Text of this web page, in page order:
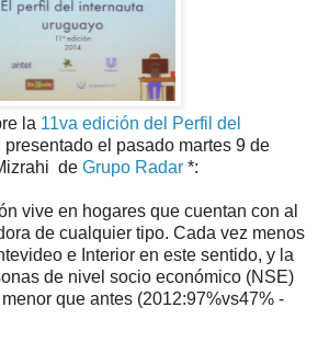
la 11va edición del Perfil del
presentado el pasado martes 9 de
de Grupo Radar *:
vive en hogares que cuentan con al
de cualquier tipo. Cada vez menos
e Interior en este sentido, y la
de nivel socio económico (NSE)
que antes (2012:97%vs47% -